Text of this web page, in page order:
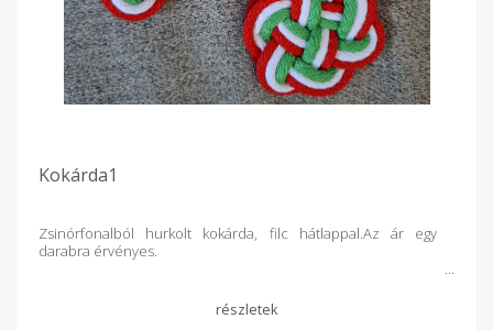
Kokárda1
Zsinórfonalból hurkolt kokárda, filc hátlappal.Az ár egy
darabra érvényes.